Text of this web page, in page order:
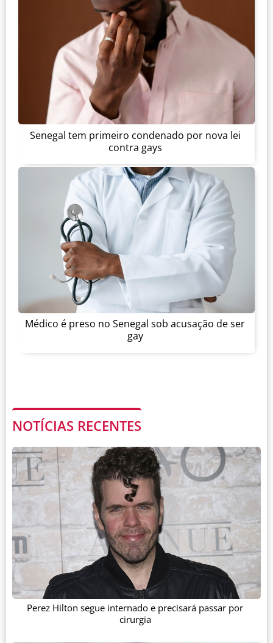
Senegal tem primeiro condenado por nova lei
contra gays
Médico é preso no Senegal sob acusação de ser
gay
NOTÍCIAS RECENTES
Perez Hilton segue internado e precisará passar por
cirurgia